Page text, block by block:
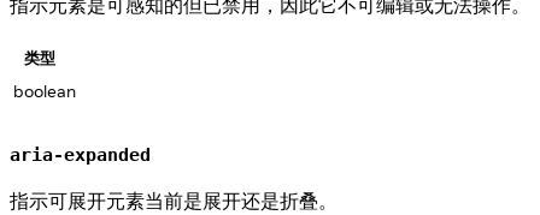
类型
boolean
aria-expanded
指示可展开元素当前是展开还是折叠。